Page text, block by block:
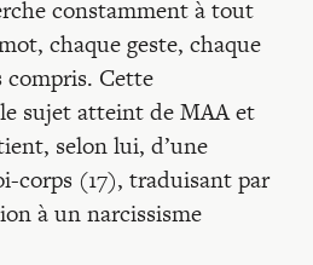
constamment à tout
chaque geste, chaque
compris. Cette
sujet atteint de MAA et
selon lui, d’une
corps (17), traduisant par
à un narcissisme